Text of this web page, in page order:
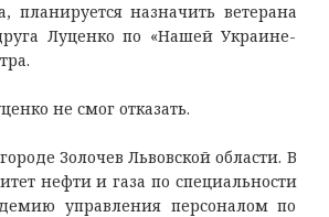
планируется назначить ветерана
Луценко по «Нашей Украине-
не смог отказать.
Золочев Львовской области. В
нефти и газа по специальности
управления персоналом по